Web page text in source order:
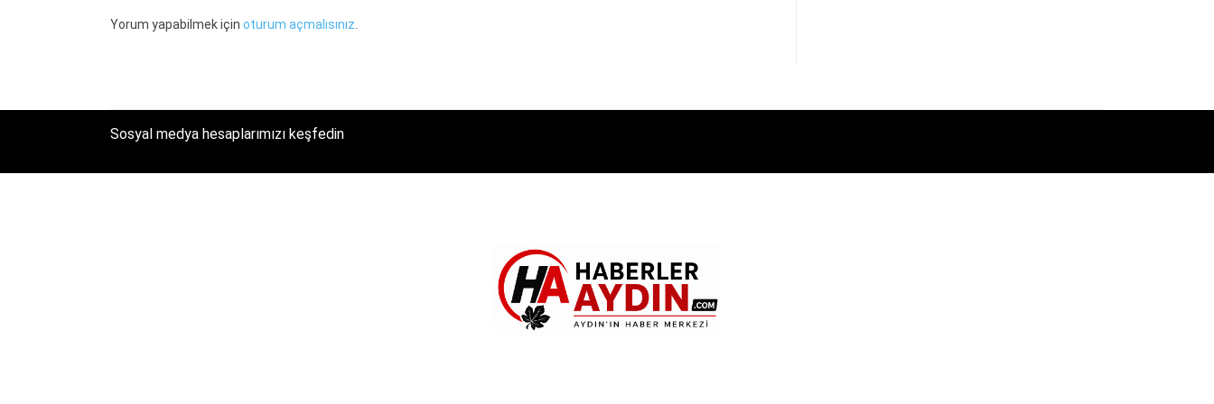
Yorum yapabilmek için oturum açmalısınız
Sosyal medya hesaplarımızı keşfedin